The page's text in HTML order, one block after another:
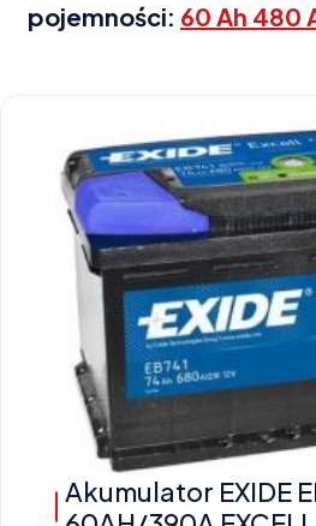
pojemności: 60 Ah 480
Akumulator EXIDE